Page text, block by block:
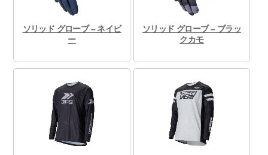
ソリッド グローブ – ネイビ
ー
ソリッド グローブ – ブラッ
クカモ